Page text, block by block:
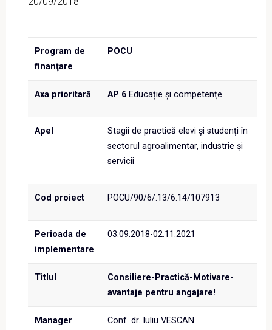
Program de
finanţare
POCU
Axa prioritară AP 6 Educație și competențe
Apel
Stagii de practică elevi și studenți în
sectorul agroalimentar, industrie și
servicii
Cod proiect POCU/90/6/.13/6.14/107913
Perioada de
implementare
03.09.2018-02.11.2021
Titlul
Consiliere-Practică-Motivare-
avantaje pentru angajare!
Manager
Conf. dr. Iuliu VESCAN